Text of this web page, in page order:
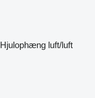
Hjulophæng luft/luft